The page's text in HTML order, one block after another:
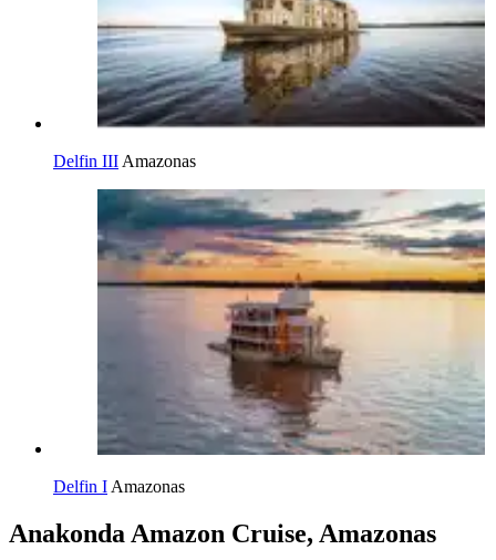
Delfin III Amazonas
Delfin I Amazonas
Anakonda Amazon Cruise, Amazonas